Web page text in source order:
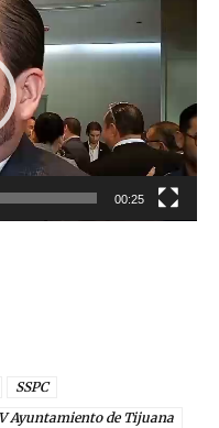
00:25
SSPC
Ayuntamiento de Tijuana